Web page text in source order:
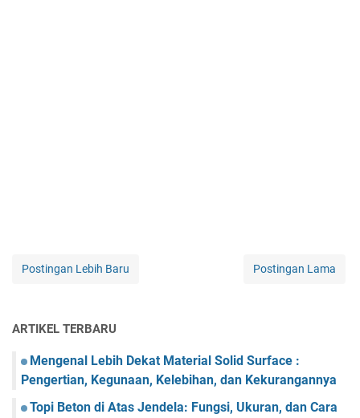
Postingan Lebih Baru Postingan Lama
ARTIKEL TERBARU
Mengenal Lebih Dekat Material Solid Surface :
Pengertian, Kegunaan, Kelebihan, dan Kekurangannya
Topi Beton di Atas Jendela: Fungsi, Ukuran, dan Cara